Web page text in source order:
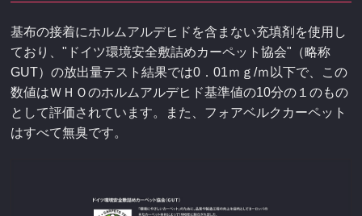
基布の接着にホルムアルデヒドを含まない充填剤を使用し
ており、"ドイツ環境安全敷詰めカーペット協会"（略称
GUT）の放出量テスト結果では0．01ｍｇ/ｍ以下で、この
数値はＷＨＯのホルムアルデヒド基準値の10分の１のもの
として評価されています。また、フォアベルクカーペット
はすべて無臭です。